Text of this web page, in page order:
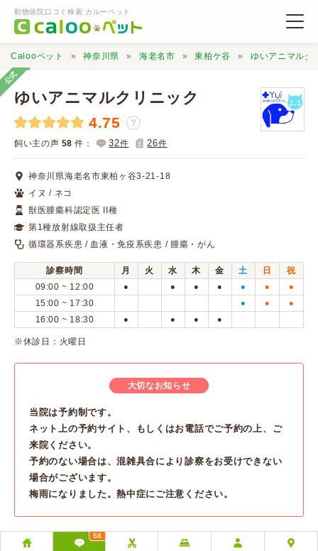
動物病院口コミ検索 カルーペット
動物病院検索
口コミ検索
Calooペットとは？
口コミ投稿
Calooペット 神奈川県 海老名市 東柏ケ谷 ゆいアニマルク
公式
ゆいアニマルクリニック
4.75 ？
飼い主の声 58 件： 32件 26件
神奈川県海老名市東柏ヶ谷3-21-18
イヌ / ネコ
獣医腫瘍科認定医 II種
第1種放射線取扱主任者
循環器系疾患 / 血液・免疫系疾患 / 腫瘍・がん
診察時間 月 火 水 木 金 土 日
祝
09:00 ~ 12:00
● ● ● ● ● ● ●
15:00 ~ 17:30 ● ● ●
16:00 ~ 18:30 ● ● ● ●
※休診日：火曜日
大切なお知らせ
当院は予約制です。
ネット上の予約サイト、もしくはお電話でご予約の上、ご
来院ください。
予約のない場合は、混雑具合により診察をお受けできない
場合がございます。
梅雨になりました。熱中症にご注意ください。
58